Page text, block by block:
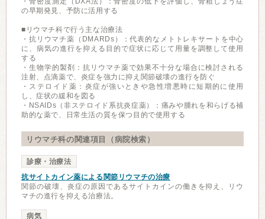
の早期発見、予防に活用する
■リウマチ科で行う主な治療法
・抗リウマチ薬（DMARDs）：代表的なメトトレキサートを中心
に、病気の進行を抑える目的で症状に応じて用量を調整して使用
する
・生物学的製剤：抗リウマチ薬で効果不十分な場合に検討される
注射、点滴薬で、炎症を強力に抑え関節破壊の進行を防ぐ
・ステロイド薬：炎症が強いときや急性増悪時に短期的に使用
し、症状の緩和を図る
・NSAIDs（非ステロイド系抗炎症薬）：痛みや腫れを和らげる補
助的な薬で、日常生活の質を保つ目的で使用する
リウマチ科の関連項目（病院検索）
診療・治療法
抗サイトカイン薬による関節リウマチの治療
関節の破壊、炎症の原因であるサイトカインの働きを抑え、リウ
マチの進行を抑える治療法。
病気